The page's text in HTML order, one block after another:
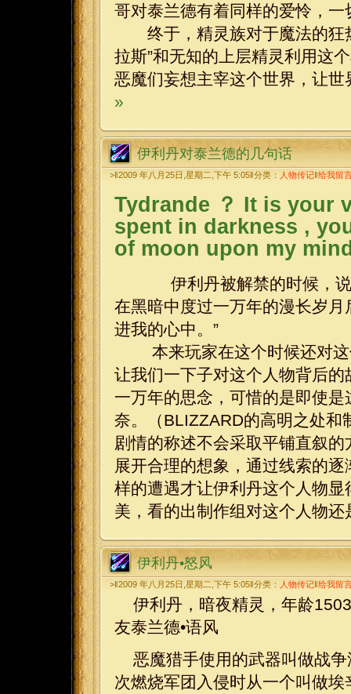
哥对泰兰德有着同样的爱怜，
终于，精灵族对于魔法的狂
拉斯”和无知的上层精灵利用这
恶魔们妄想主宰这个世界，让
»
伊利丹对泰兰德的几句话
>‖2009 年八月25日,星期二,下午 5:05‖分类： 人物传记 给我留
Tydrande ？ It is your
spent in darkness ,
of moon upon my
伊利丹被解禁的时候，说
在黑暗中度过一万年的漫长岁
进我的心中。”
本来玩家在这个时候还对这
让我们一下子对这个人物背后
一万年的思念，可惜的是即使
奈。（BLIZZARD的高明之处和
剧情的称述不会采取平铺直叙
展开合理的想象，通过线索的
样的遭遇才让伊利丹这个人物
美，看的出制作组对这个人物
伊利丹•怒风
>‖2009 年八月25日,星期二,下午 5:05‖分类： 人物传记‖给我留
伊利丹，暗夜精灵，年龄
友泰兰德•语风
恶魔猎手使用的武器叫做战
次燃烧军团入侵时从一个叫做